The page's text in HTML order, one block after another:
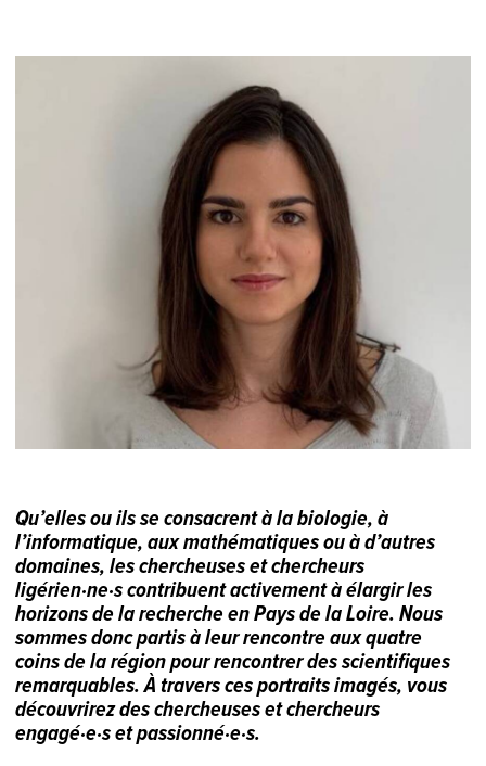
Qu’elles ou ils se consacrent à la biologie, à
l’informatique, aux mathématiques ou à d’autres
domaines, les chercheuses et chercheurs
ligérien·ne·s contribuent activement à élargir les
horizons de la recherche en Pays de la Loire. Nous
sommes donc partis à leur rencontre aux quatre
coins de la région pour rencontrer des scientifiques
remarquables. À travers ces portraits imagés, vous
découvrirez des chercheuses et chercheurs
engagé·e·s et passionné·e·s.